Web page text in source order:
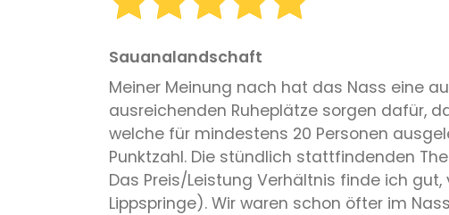
Sauanalandschaft
Meiner Meinung nach hat das Nass eine
ausreichenden Ruheplätze sorgen dafür,
welche für mindestens 20 Personen
Punktzahl. Die stündlich stattfindenden
Das Preis/Leistung Verhältnis finde ich
Lippspringe). Wir waren schon öfter im